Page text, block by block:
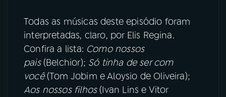
Todas as músicas deste episódio foram
interpretadas, claro, por Elis Regina.
Confira a lista: Como nossos
pais(Belchior); Só tinha de ser com
você(Tom Jobim e Aloysio de Oliveira);
Aos nossos filhos(Ivan Lins e Vitor